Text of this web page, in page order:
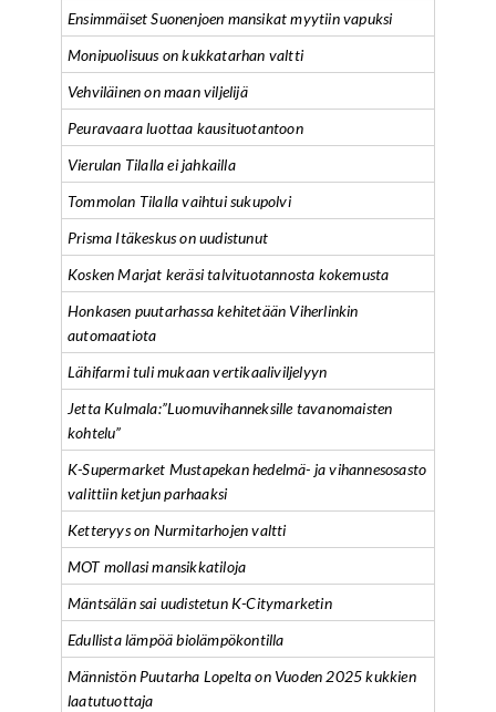
Ensimmäiset Suonenjoen mansikat myytiin vapuksi
Monipuolisuus on kukkatarhan valtti
Vehviläinen on maan viljelijä
Peuravaara luottaa kausituotantoon
Vierulan Tilalla ei jahkailla
Tommolan Tilalla vaihtui sukupolvi
Prisma Itäkeskus on uudistunut
Kosken Marjat keräsi talvituotannosta kokemusta
Honkasen puutarhassa kehitetään Viherlinkin
automaatiota
Lähifarmi tuli mukaan vertikaaliviljelyyn
Jetta Kulmala:”Luomuvihanneksille tavanomaisten
kohtelu”
K-Supermarket Mustapekan hedelmä- ja vihannesosasto
valittiin ketjun parhaaksi
Ketteryys on Nurmitarhojen valtti
MOT mollasi mansikkatiloja
Mäntsälän sai uudistetun K-Citymarketin
Edullista lämpöä biolämpökontilla
Männistön Puutarha Lopelta on Vuoden 2025 kukkien
laatutuottaja